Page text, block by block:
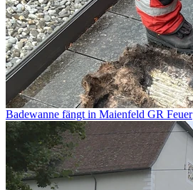
Badewanne fängt in Maienfeld GR Feuer